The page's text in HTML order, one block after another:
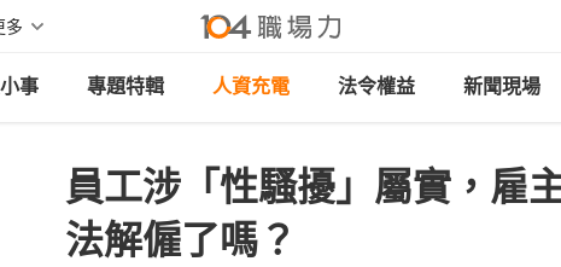
多
事 專題特輯 人資充電 法令權益 新聞現場
員工涉「性騷擾」屬實，雇
法解僱了嗎？